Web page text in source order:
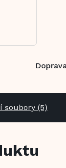
soubory (5)